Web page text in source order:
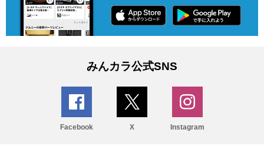
みんカラ公式SNS
Facebook X Instagram